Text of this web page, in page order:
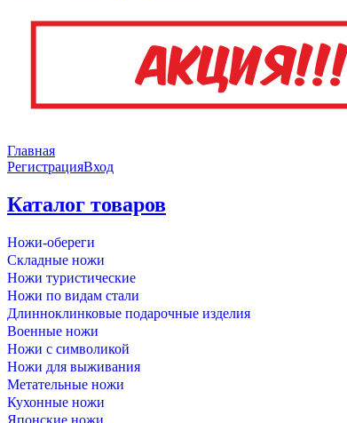
Главная
РегистрацияВход
Каталог товаров
Ножи-обереги
Складные ножи
Ножи туристические
Ножи по видам стали
Длинноклинковые подарочные изделия
Военные ножи
Ножи с символикой
Ножи для выживания
Метательные ножи
Кухонные ножи
Японские ножи